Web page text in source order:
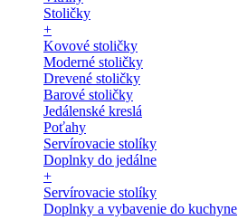
Stoličky
+
Kovové stoličky
Moderné stoličky
Drevené stoličky
Barové stoličky
Jedálenské kreslá
Poťahy
Servírovacie stolíky
Doplnky do jedálne
+
Servírovacie stolíky
Doplnky a vybavenie do kuchyne